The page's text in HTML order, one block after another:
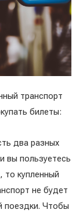
транспорт
билеты:
два разных
вы пользуетесь
то купленный
не будет
поездки. Чтобы